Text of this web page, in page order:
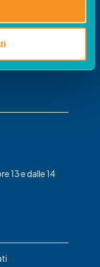
da
13 e dalle 14